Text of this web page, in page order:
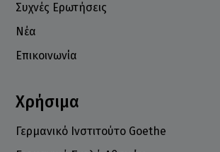
Συχνές Ερωτήσεις
Νέα
Επικοινωνία
Χρήσιμα
Γερμανικό Ινστιτούτο Goethe